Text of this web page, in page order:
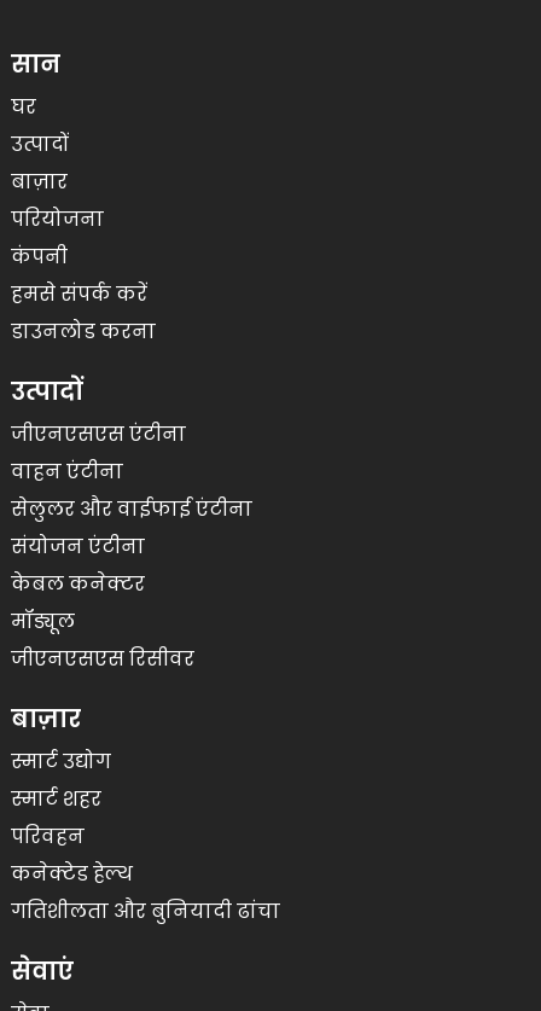
सान
घर
उत्पादों
बाज़ार
परियोजना
कंपनी
हमसे संपर्क करें
डाउनलोड करना
उत्पादों
जीएनएसएस एंटीना
वाहन एंटीना
सेलुलर और वाईफाई एंटीना
संयोजन एंटीना
केबल कनेक्टर
मॉड्यूल
जीएनएसएस रिसीवर
बाज़ार
स्मार्ट उद्योग
स्मार्ट शहर
परिवहन
कनेक्टेड हेल्थ
गतिशीलता और बुनियादी ढांचा
सेवाएं